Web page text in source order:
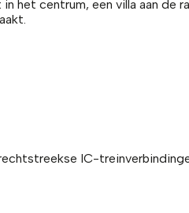
het centrum, een villa aan de
IC-